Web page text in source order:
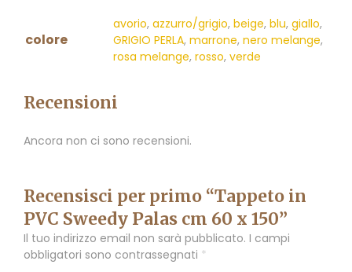
colore
avorio, azzurro/grigio, beige, blu, giallo,
GRIGIO PERLA, marrone, nero melange,
rosa melange, rosso, verde
Recensioni
Ancora non ci sono recensioni.
Recensisci per primo “Tappeto in
PVC Sweedy Palas cm 60 x 150”
Il tuo indirizzo email non sarà pubblicato. I campi
obbligatori sono contrassegnati *